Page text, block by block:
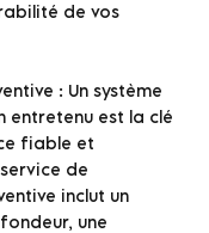
de vos
: Un système
entretenu est la clé
fiable et
de
inclut un
une